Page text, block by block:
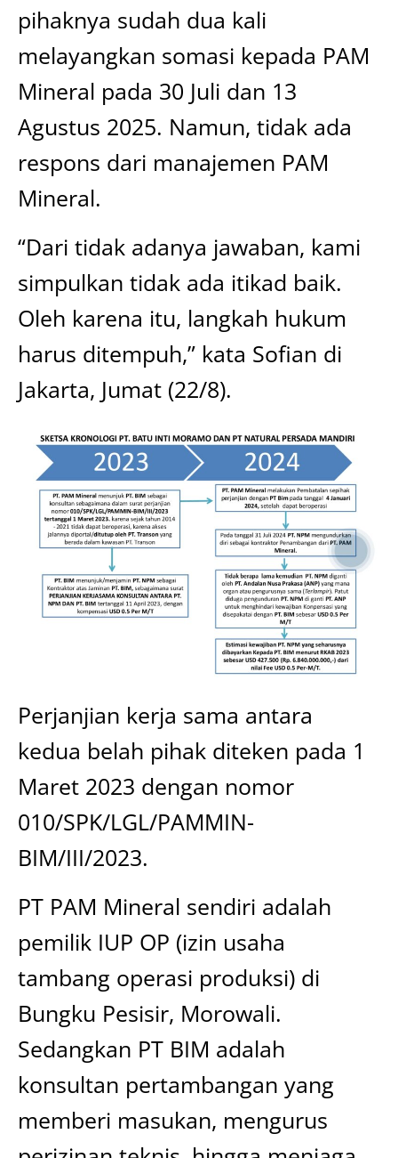
pihaknya sudah dua kali
melayangkan somasi kepada PAM
Mineral pada 30 Juli dan 13
Agustus 2025. Namun, tidak ada
respons dari manajemen PAM
Mineral.
“Dari tidak adanya jawaban, kami
simpulkan tidak ada itikad baik.
Oleh karena itu, langkah hukum
harus ditempuh,” kata Sofian di
Jakarta, Jumat (22/8).
Perjanjian kerja sama antara
kedua belah pihak diteken pada 1
Maret 2023 dengan nomor
010/SPK/LGL/PAMMIN-
BIM/III/2023.
PT PAM Mineral sendiri adalah
pemilik IUP OP (izin usaha
tambang operasi produksi) di
Bungku Pesisir, Morowali.
Sedangkan PT BIM adalah
konsultan pertambangan yang
memberi masukan, mengurus